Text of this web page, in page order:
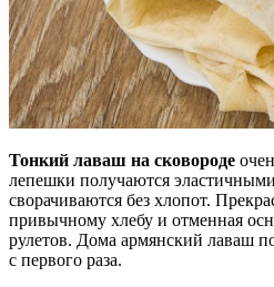
Тонкий лаваш на сковороде
лепешки получаются
сворачиваются без хлопот.
привычному хлебу и отменная
рулетов. Дома армянский лаваш
с первого раза.